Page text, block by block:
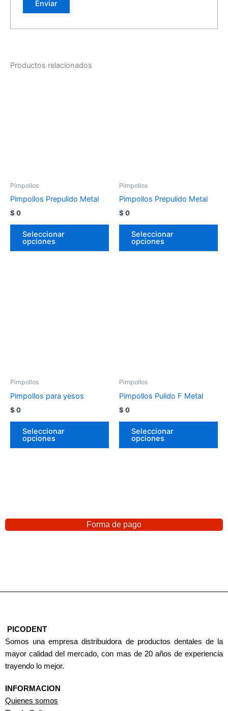
Productos relacionados
Pimpollos
Pimpollos Prepulido Metal
$ 0
Seleccionar
opciones
Pimpollos
Pimpollos Prepulido Metal
$ 0
Seleccionar
opciones
Pimpollos
Pimpollos para yesos
$ 0
Seleccionar
opciones
Pimpollos
Pimpollos Pulido F Metal
$ 0
Seleccionar
opciones
Forma de pago
PICODENT
Somos una empresa distribuidora de productos dentales de la
mayor calidad del mercado, con mas de 20 años de experiencia
trayendo lo mejor.
INFORMACION
Quienes somos